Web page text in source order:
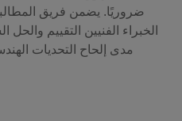
ضروريًا. يضمن فريق
الخبراء الفنيين التقييم
مدى إلحاح التحديات